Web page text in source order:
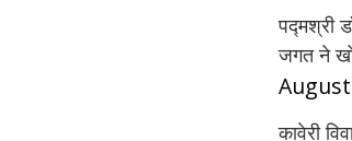
पद्मश्री
जगत ने
कावेरी